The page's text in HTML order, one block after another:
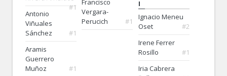
#1
Antonio
Viñuales
Sánchez
#1
Aramis
Guerrero
Muñoz
#1
Francisco
Vergara-
Perucich
#1
I
Ignacio Meneu
Oset
#2
Irene Ferrer
Rosillo
#1
Iria Cabrera